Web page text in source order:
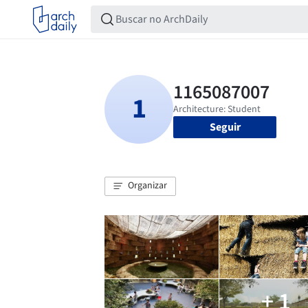
Seguir
Organizar